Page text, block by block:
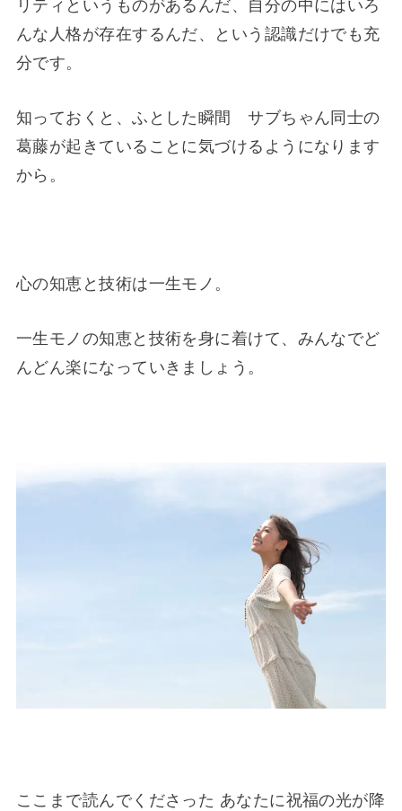
リティというものがあるんだ、自分の中にはいろ
んな人格が存在するんだ、という認識だけでも充
分です。
知っておくと、ふとした瞬間 サブちゃん同士の
葛藤が起きていることに気づけるようになります
から。
心の知恵と技術は一生モノ。
一生モノの知恵と技術を身に着けて、みんなでど
んどん楽になっていきましょう。
ここまで読んでくださった あなたに祝福の光が降